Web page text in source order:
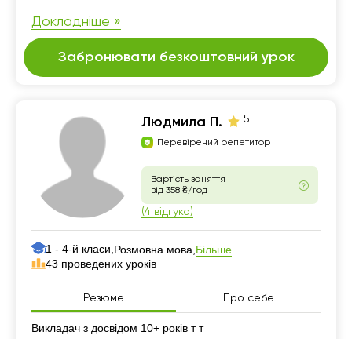
Докладніше »
Забронювати безкоштовний урок
Людмила П. 5
Перевірений репетитор
Вартість заняття
від 358 ₴/год
(4 відгука)
1 - 4-й класи, Розмовна мова, Більше
43 проведених уроків
Резюме Про себе
Резюме
Викладач з досвідом 10+ років т т